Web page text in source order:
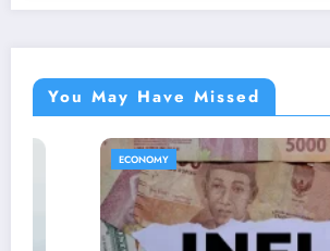
You May Have Missed